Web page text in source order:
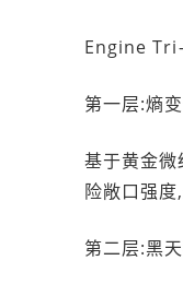
Engine
第一层:熵
基于黄金
险敞口强
第二层:黑